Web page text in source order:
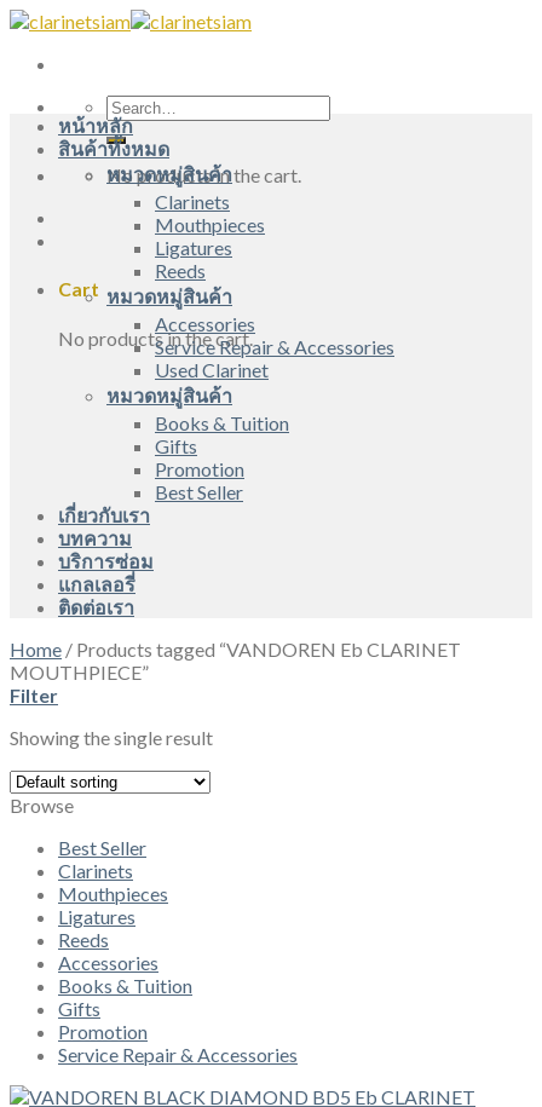
Skip
content
Search
for:
No products in the cart.
Cart
No products in the cart.
หน้าหลัก
สินค้าทั้งหมด
หมวดหมู่สินค้า
Clarinets
Mouthpieces
Ligatures
Reeds
หมวดหมู่สินค้า
Accessories
Service Repair & Accessories
Used Clarinet
หมวดหมู่สินค้า
Books & Tuition
Gifts
Promotion
Best Seller
เกี่ยวกับเรา
บทความ
บริการซ่อม
แกลเลอรี่
ติดต่อเรา
Home / Products tagged “VANDOREN Eb CLARINET
MOUTHPIECE”
Filter
Showing the single result
Browse
Best Seller
Clarinets
Mouthpieces
Ligatures
Reeds
Accessories
Books & Tuition
Gifts
Promotion
Service Repair & Accessories